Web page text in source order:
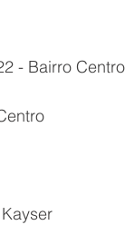
- Bairro Centro